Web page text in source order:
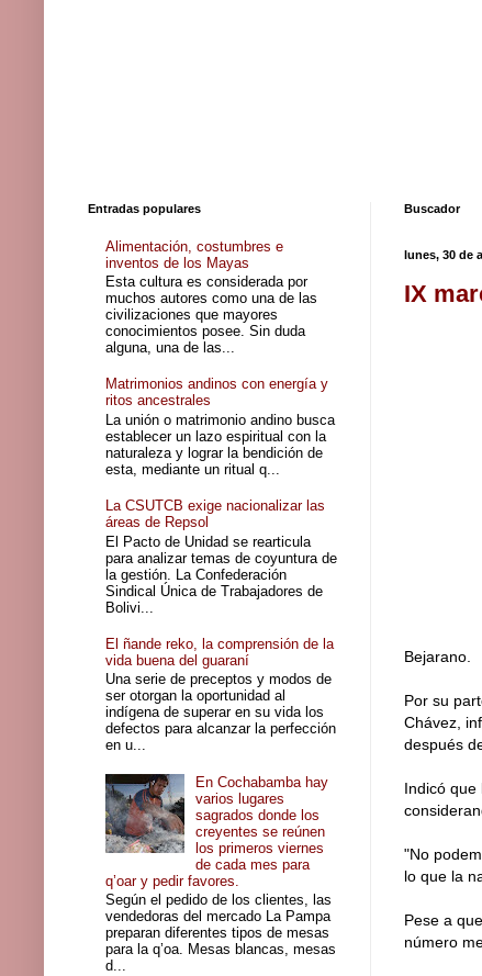
Buscador
lunes, 30 de
IX
Bejarano.
Por su
Chávez,
después
Indicó que
"No
lo que la
Pese a
número
Entradas populares
Alimentación, costumbres e
inventos de los Mayas
Esta cultura es considerada por
muchos autores como una de las
civilizaciones que mayores
conocimientos posee. Sin duda
alguna, una de las...
Matrimonios andinos con energía y
ritos ancestrales
La unión o matrimonio andino busca
establecer un lazo espiritual con la
naturaleza y lograr la bendición de
esta, mediante un ritual q...
La CSUTCB exige nacionalizar las
áreas de Repsol
El Pacto de Unidad se rearticula
para analizar temas de coyuntura de
la gestión. La Confederación
Sindical Única de Trabajadores de
Bolivi...
El ñande reko, la comprensión de la
vida buena del guaraní
Una serie de preceptos y modos de
ser otorgan la oportunidad al
indígena de superar en su vida los
defectos para alcanzar la perfección
en u...
En Cochabamba hay
varios lugares
sagrados donde los
creyentes se reúnen
los primeros viernes
de cada mes para
q’oar y pedir favores.
Según el pedido de los clientes, las
vendedoras del mercado La Pampa
preparan diferentes tipos de mesas
para la q’oa. Mesas blancas, mesas
d...